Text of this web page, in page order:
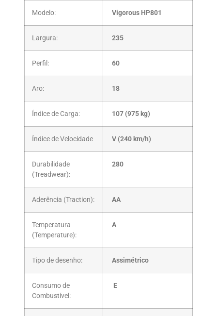
Modelo: Vigorous HP801
Largura: 235
Perfil: 60
Aro: 18
Índice de Carga: 107 (975 kg)
Índice de Velocidade V (240 km/h)
Durabilidade
(Treadwear):
280
Aderência (Traction): AA
Temperatura
(Temperature):
A
Tipo de desenho: Assimétrico
Consumo de
Combustível:
E